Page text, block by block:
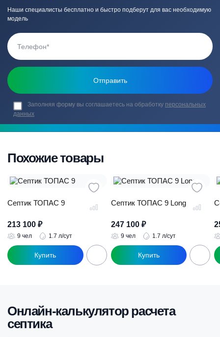
Наши специалисты бесплатно и быстро подберут для вас необходимую
модель
Заполняя форму вы соглашаетесь на обработку персональных
данных
Похожие товары
Септик ТОПАС 9
213 100 ₽
9 чел 1.7 л/сут
Септик ТОПАС 9 Long
247 100 ₽
9 чел 1.7 л/сут
Онлайн-калькулятор расчета
септика